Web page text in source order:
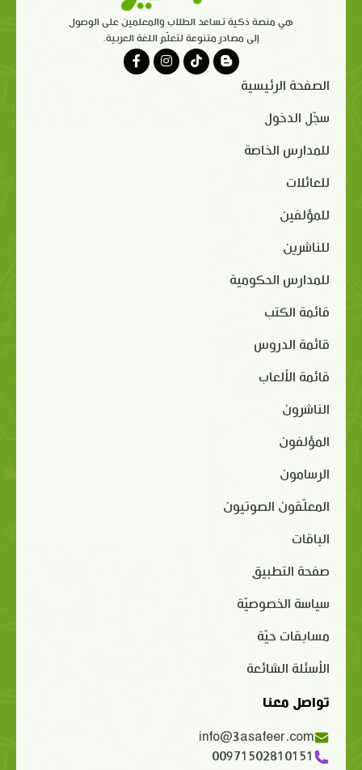
هي منصة ذكية تساعد الطلاب والمعلمين على الوصول
إلى مصادر متنوعة لتعلّم اللغة العربية.
الصفحة الرئيسية
سجّل الدخول
للمدارس الخاصة
للعائلات
للمؤلفين
للناشرين
للمدارس الحكومية
قائمة الكتب
قائمة الدروس
قائمة الألعاب
الناشرون
المؤلفون
الرسامون
المعلّقون الصوتيون
الباقات
صفحة التطبيق
سياسة الخصوصيّة
مسابقات حيّة
الأسئلة الشائعة
تواصل معنا
info@3asafeer.com
00971502810151